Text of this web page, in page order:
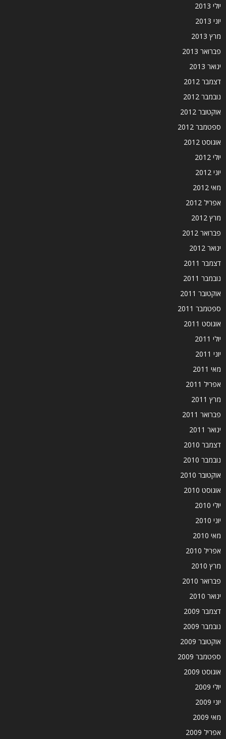
יולי 2013
יוני 2013
מרץ 2013
פברואר 2013
ינואר 2013
דצמבר 2012
נובמבר 2012
אוקטובר 2012
ספטמבר 2012
אוגוסט 2012
יולי 2012
יוני 2012
מאי 2012
אפריל 2012
מרץ 2012
פברואר 2012
ינואר 2012
דצמבר 2011
נובמבר 2011
אוקטובר 2011
ספטמבר 2011
אוגוסט 2011
יולי 2011
יוני 2011
מאי 2011
אפריל 2011
מרץ 2011
פברואר 2011
ינואר 2011
דצמבר 2010
נובמבר 2010
אוקטובר 2010
אוגוסט 2010
יולי 2010
יוני 2010
מאי 2010
אפריל 2010
מרץ 2010
פברואר 2010
ינואר 2010
דצמבר 2009
נובמבר 2009
אוקטובר 2009
ספטמבר 2009
אוגוסט 2009
יולי 2009
יוני 2009
מאי 2009
אפריל 2009